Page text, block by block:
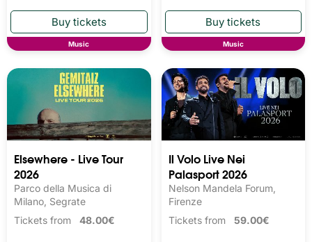
Music Music
Elsewhere - Live Tour
2026
Parco della Musica di
Milano, Segrate
Tickets from 48.00€
Il Volo Live Nei
Palasport 2026
Nelson Mandela Forum,
Firenze
Tickets from 59.00€